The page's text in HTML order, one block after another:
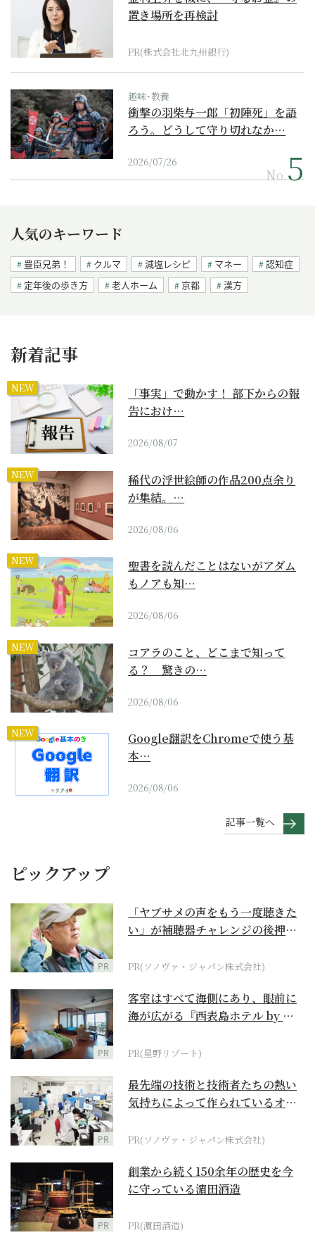
置き場所を再検討
PR(株式会社北九州銀行)
趣味･教養
衝撃の羽柴与一郎「初陣死」を語
ろう。どうして守り切れなか…
2026/07/26
No.
人気のキーワード
豊臣兄弟！ クルマ 減塩レシピ マネー
認知症
定年後の歩き方
老人ホーム 京都 漢方
新着記事
NEW
「事実」で動かす！ 部下からの報
告におけ…
2026/08/07
NEW
稀代の浮世絵師の作品200点余り
が集結。…
2026/08/06
NEW
聖書を読んだことはないがアダム
もノアも知…
2026/08/06
NEW
コアラのこと、どこまで知って
る？ 驚きの…
2026/08/06
NEW
Google翻訳をChromeで使う基
本…
2026/08/06
記事一覧へ
ピックアップ
PR
「ヤブサメの声をもう一度聴きた
い」が補聴器チャレンジの後押し
PR(ソノヴァ・ジャパン株式会社)
PR
客室はすべて海側にあり、眼前に
海が広がる『西表島ホテル by 星
PR(星野リゾート)
PR
最先端の技術と技術者たちの熱い
気持ちによって作られているオー
PR(ソノヴァ・ジャパン株式会社)
PR
創業から続く150余年の歴史を今
に守っている濵田酒造
PR(濵田酒造)